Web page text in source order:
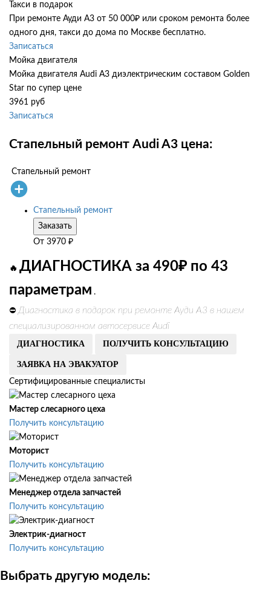
Такси в подарок
При ремонте Ауди А3 от 50 000₽ или сроком ремонта более
одного дня, такси до дома по Москве бесплатно.
Записаться
Мойка двигателя
Мойка двигателя Audi A3 диэлектрическим составом Golden
Star по супер цене
3961 руб
Записаться
Стапельный ремонт Audi A3 цена:
Стапельный ремонт
Стапельный ремонт
Заказать
От 3970 ₽
🔥 ДИАГНОСТИКА за 490₽ по 43
параметрам .
⛔ Диагностика в подарок при ремонте Ауди А3 в нашем
специализированном автосервисе Audi
ДИАГНОСТИКА ПОЛУЧИТЬ КОНСУЛЬТАЦИЮ
ЗАЯВКА НА ЭВАКУАТОР
Сертифицированные специалисты
Мастер слесарного цеха
Получить консультацию
Моторист
Получить консультацию
Менеджер отдела запчастей
Получить консультацию
Электрик-диагност
Получить консультацию
Выбрать другую модель: